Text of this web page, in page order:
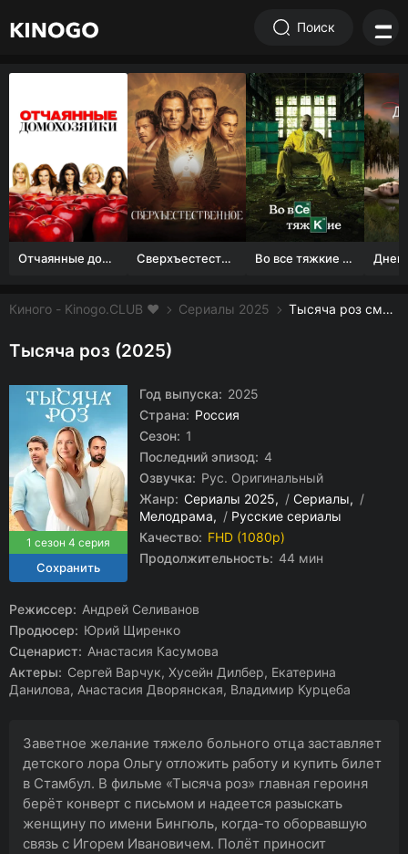
Поиск
Отчаянные домохозяйки (1 сезон) Сверхъестественное Во все тяжкие 1-5 сезон
Киного - Kinogo.CLUB ❤️ Сериалы 2025 Тысяча роз смотреть онлайн бесплатно
Тысяча роз (2025)
1 сезон 4 серия
Год выпуска: 2025
Страна: Россия
Сезон: 1
Последний эпизод: 4
Озвучка: Рус. Оригинальный
Жанр: Сериалы 2025 / Сериалы
/
Мелодрама
/ Русские сериалы
Качество: FHD (1080p)
Продолжительность: 44 мин
Режиссер: Андрей Селиванов
Продюсер: Юрий Щиренко
Сценарист: Анастасия Касумова
Актеры: Сергей Варчук, Хусейн Дилбер, Екатерина
Данилова, Анастасия Дворянская, Владимир Курцеба
Заветное желание тяжело больного отца заставляет
детского лора Ольгу отложить работу и купить билет
в Стамбул. В фильме «Тысяча роз» главная героиня
берёт конверт с письмом и надеется разыскать
женщину по имени Бингюль, когда-то оборвавшую
связь с Игорем Ивановичем. Полёт приносит